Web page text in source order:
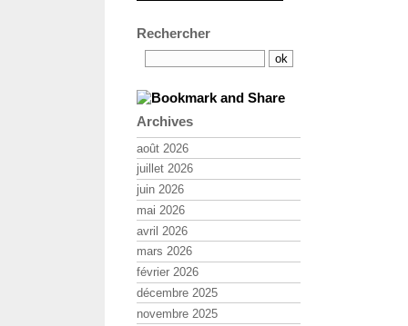
Rechercher
Archives
août 2026
juillet 2026
juin 2026
mai 2026
avril 2026
mars 2026
février 2026
décembre 2025
novembre 2025